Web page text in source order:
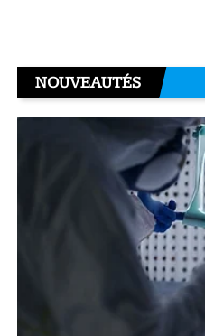
NOUVEAUTÉS